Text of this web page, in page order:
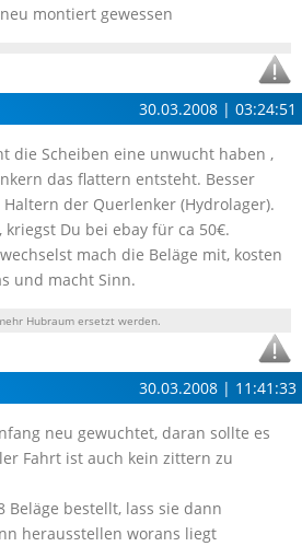
montiert gewessen
30.03.2008 | 03:24:51
die Scheiben eine unwucht haben ,
das flattern entsteht. Besser
der Querlenker (Hydrolager).
kriegst Du bei ebay für ca 50€.
mach die Beläge mit, kosten
und macht Sinn.
Hubraum ersetzt werden.
30.03.2008 | 11:41:33
neu gewuchtet, daran sollte es
Fahrt ist auch kein zittern zu
Beläge bestellt, lass sie dann
herausstellen worans liegt